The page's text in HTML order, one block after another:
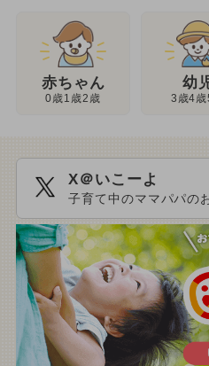
赤ちゃん
0歳1歳2歳
幼
3歳4歳
X＠いこーよ
子育て中のママパパの